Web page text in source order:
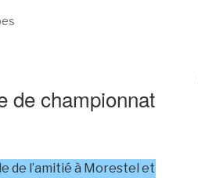
de championnat
de l’amitié à Morestel et